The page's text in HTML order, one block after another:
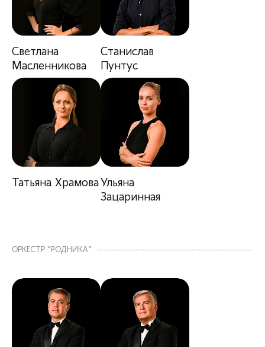
Светлана
Масленникова
Станислав
Пунтус
Татьяна Храмова Ульяна
Зацаринная
ОРКЕСТР "РОДНИКА"